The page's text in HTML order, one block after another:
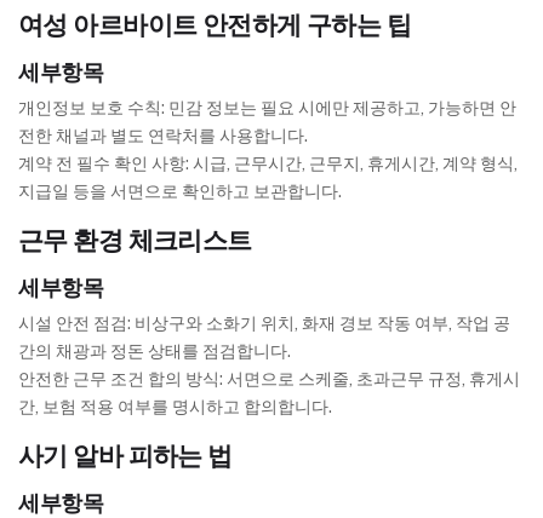
여성 아르바이트 안전하게 구하는 팁
세부항목
개인정보 보호 수칙: 민감 정보는 필요 시에만 제공하고, 가능하면 안
전한 채널과 별도 연락처를 사용합니다.
계약 전 필수 확인 사항: 시급, 근무시간, 근무지, 휴게시간, 계약 형식,
지급일 등을 서면으로 확인하고 보관합니다.
근무 환경 체크리스트
세부항목
시설 안전 점검: 비상구와 소화기 위치, 화재 경보 작동 여부, 작업 공
간의 채광과 정돈 상태를 점검합니다.
안전한 근무 조건 합의 방식: 서면으로 스케줄, 초과근무 규정, 휴게시
간, 보험 적용 여부를 명시하고 합의합니다.
사기 알바 피하는 법
세부항목